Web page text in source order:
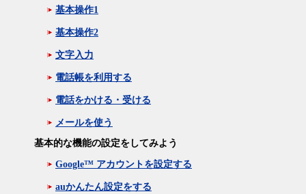
基本操作1
基本操作2
文字入力
電話帳を利用する
電話をかける・受ける
メールを使う
基本的な機能の設定をしてみよう
Google™ アカウントを設定する
auかんたん設定をする